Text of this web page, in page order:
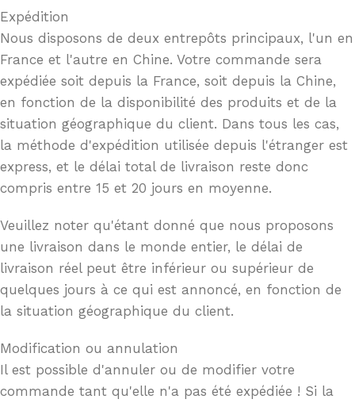
Expédition
Nous disposons de deux entrepôts principaux, l'un en
France et l'autre en Chine. Votre commande sera
expédiée soit depuis la France, soit depuis la Chine,
en fonction de la disponibilité des produits et de la
situation géographique du client. Dans tous les cas,
la méthode d'expédition utilisée depuis l'étranger est
express, et le délai total de livraison reste donc
compris entre 15 et 20 jours en moyenne.
Veuillez noter qu'étant donné que nous proposons
une livraison dans le monde entier, le délai de
livraison réel peut être inférieur ou supérieur de
quelques jours à ce qui est annoncé, en fonction de
la situation géographique du client.
Modification ou annulation
Il est possible d'annuler ou de modifier votre
commande tant qu'elle n'a pas été expédiée ! Si la